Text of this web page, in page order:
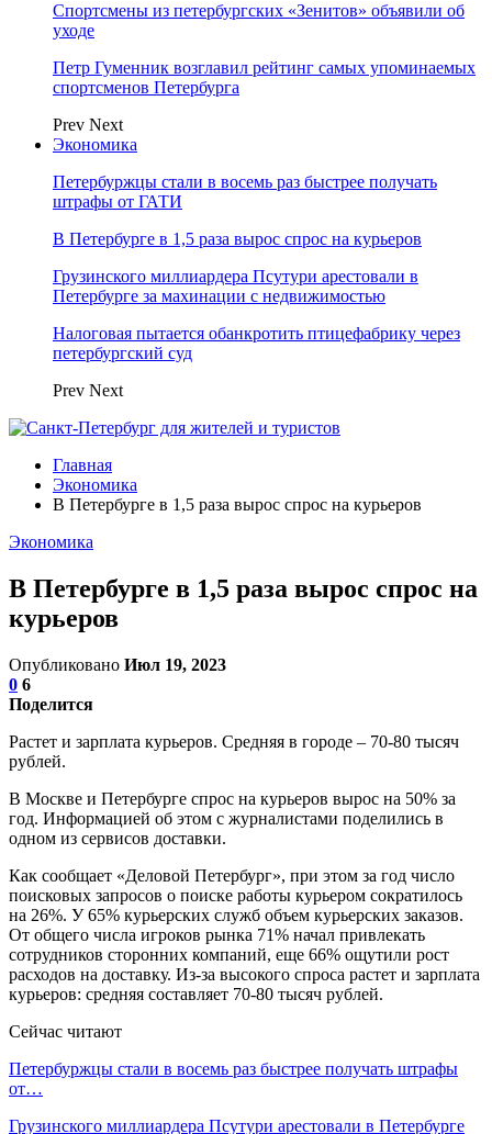
Спортсмены из петербургских «Зенитов» объявили об
уходе
Петр Гуменник возглавил рейтинг самых упоминаемых
спортсменов Петербурга
Prev Next
Экономика
Петербуржцы стали в восемь раз быстрее получать
штрафы от ГАТИ
В Петербурге в 1,5 раза вырос спрос на курьеров
Грузинского миллиардера Псутури арестовали в
Петербурге за махинации с недвижимостью
Налоговая пытается обанкротить птицефабрику через
петербургский суд
Prev Next
Главная
Экономика
В Петербурге в 1,5 раза вырос спрос на курьеров
Экономика
В Петербурге в 1,5 раза вырос спрос на
курьеров
Опубликовано Июл 19, 2023
0 6
Поделится
Растет и зарплата курьеров. Средняя в городе – 70-80 тысяч
рублей.
В Москве и Петербурге спрос на курьеров вырос на 50% за
год. Информацией об этом с журналистами поделились в
одном из сервисов доставки.
Как сообщает «Деловой Петербург», при этом за год число
поисковых запросов о поиске работы курьером сократилось
на 26%. У 65% курьерских служб объем курьерских заказов.
От общего числа игроков рынка 71% начал привлекать
сотрудников сторонних компаний, еще 66% ощутили рост
расходов на доставку. Из-за высокого спроса растет и зарплата
курьеров: средняя составляет 70-80 тысяч рублей.
Сейчас читают
Петербуржцы стали в восемь раз быстрее получать штрафы
от…
Грузинского миллиардера Псутури арестовали в Петербурге